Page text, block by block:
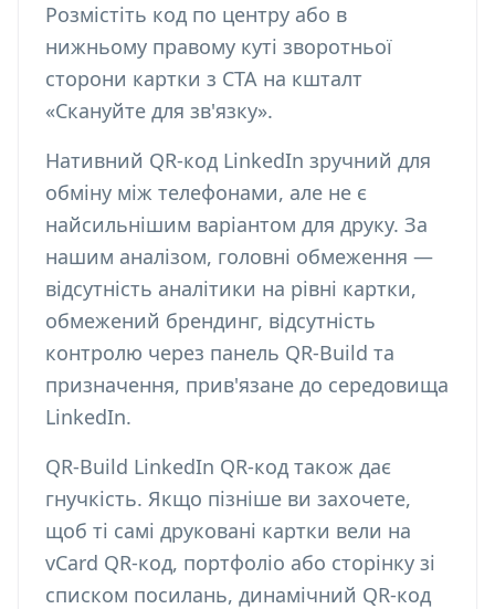
Розмістіть код по центру або в
нижньому правому куті зворотньої
сторони картки з CTA на кшталт
«Скануйте для зв'язку».
Нативний QR-код LinkedIn зручний для
обміну між телефонами, але не є
найсильнішим варіантом для друку. За
нашим аналізом, головні обмеження —
відсутність аналітики на рівні картки,
обмежений брендинг, відсутність
контролю через панель QR-Build та
призначення, прив'язане до середовища
LinkedIn.
QR-Build LinkedIn QR-код також дає
гнучкість. Якщо пізніше ви захочете,
щоб ті самі друковані картки вели на
vCard QR-код, портфоліо або сторінку зі
списком посилань, динамічний QR-код